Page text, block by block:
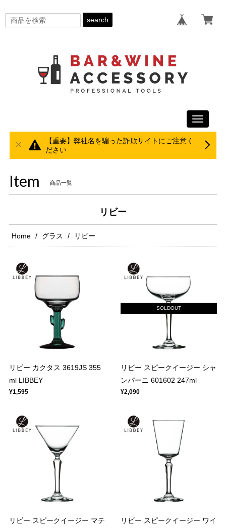
search
Toggle
【重要】弊社名を騙った詐欺サイトにご注意く
ださい
Item 商品一覧
リビー
Home グラス リビー
リビー カクタス 3619JS 355
ml LIBBEY
¥1,595
SOLDOUT
リビー スピークイージー シャ
ンパーニ 601602 247ml
¥2,090
リビー スピークイージー マテ
リビー スピークイージー ワイ